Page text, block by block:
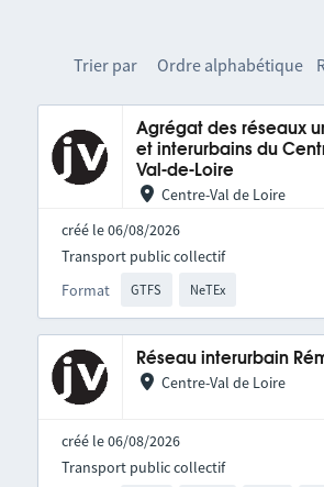
Trier par Ordre alphabétique
Agrégat des réseaux
et interurbains du
Val-de-Loire
Centre-Val de Loire
créé le 06/08/2026
Format GTFS NeTEx
Transport public collectif
Réseau interurbain
Centre-Val de Loire
créé le 06/08/2026
Transport public collectif